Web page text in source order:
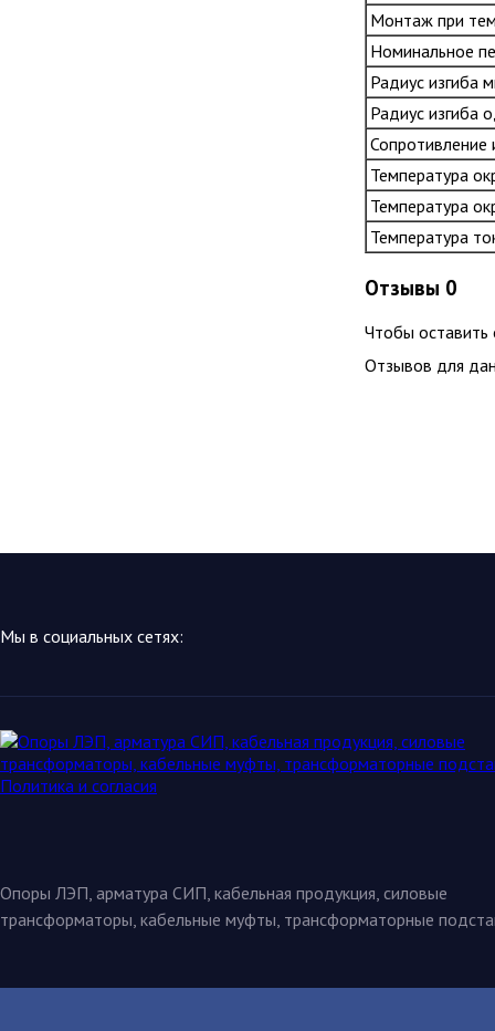
Монтаж при
Номинальное
Радиус изгиба
Радиус изгиба
Температура
Температура
Температура
Отзывы 0
Чтобы оcтавить
Отзывов для
Мы в социальных сетях:
Опоры ЛЭП, арматура СИП, кабельная продукция, силовые
трансформаторы, кабельные муфты, трансформаторные